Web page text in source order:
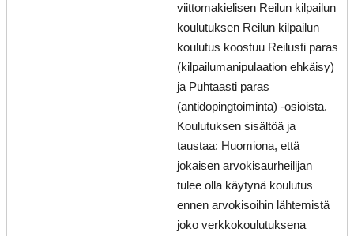
viittomakielisen Reilun kilpailun
koulutuksen Reilun kilpailun
koulutus koostuu Reilusti paras
(kilpailumanipulaation ehkäisy)
ja Puhtaasti paras
(antidopingtoiminta) -osioista.
Koulutuksen sisältöä ja
taustaa: Huomiona, että
jokaisen arvokisaurheilijan
tulee olla käytynä koulutus
ennen arvokisoihin lähtemistä
joko verkkokoulutuksena